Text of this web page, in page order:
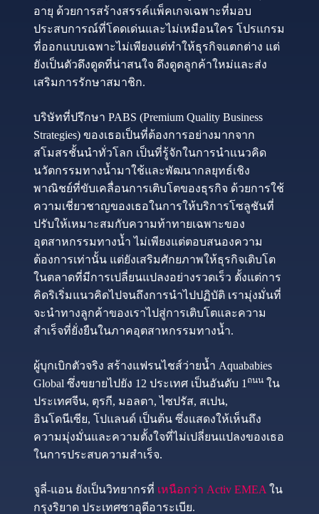
อายุ ด้วยการสร้างสรรค์แพ็คเกจเฉพาะที่มอบ
ประสบการณ์ที่โดดเด่นและไม่เหมือนใคร โปรแกรม
ที่ออกแบบเฉพาะไม่เพียงแต่ทำให้ธุรกิจแตกต่าง แต่
ยังเป็นตัวดึงดูดที่น่าสนใจ ดึงดูดลูกค้าใหม่และส่ง
เสริมการรักษาสมาชิก.
บริษัทที่ปรึกษา PABS (Premium Quality Business
Strategies) ของเธอเป็นที่ต้องการอย่างมากจาก
สโมสรชั้นนำทั่วโลก เป็นที่รู้จักในการนำแนวคิด
นวัตกรรมทางน้ำมาใช้และพัฒนากลยุทธ์เชิง
พาณิชย์ที่ขับเคลื่อนการเติบโตของธุรกิจ ด้วยการใช้
ความเชี่ยวชาญของเธอในการให้บริการโซลูชันที่
ปรับให้เหมาะสมกับความท้าทายเฉพาะของ
อุตสาหกรรมทางน้ำ ไม่เพียงแต่ตอบสนองความ
ต้องการเท่านั้น แต่ยังเสริมศักยภาพให้ธุรกิจเติบโต
ในตลาดที่มีการเปลี่ยนแปลงอย่างรวดเร็ว ตั้งแต่การ
คิดริเริ่มแนวคิดไปจนถึงการนำไปปฏิบัติ เรามุ่งมั่นที่
จะนำทางลูกค้าของเราไปสู่การเติบโตและความ
สำเร็จที่ยั่งยืนในภาคอุตสาหกรรมทางน้ำ.
ผู้บุกเบิกตัวจริง สร้างแฟรนไชส์ว่ายน้ำ Aquababies
Global ซึ่งขยายไปยัง 12 ประเทศ เป็นอันดับ 1 ถนนใน
ประเทศจีน, ตุรกี, มอลตา, ไซปรัส, สเปน,
อินโดนีเซีย, โปแลนด์ เป็นต้น ซึ่งแสดงให้เห็นถึง
ความมุ่งมั่นและความตั้งใจที่ไม่เปลี่ยนแปลงของเธอ
ในการประสบความสำเร็จ.
จูลี่-แอน ยังเป็นวิทยากรที่ เหนือกว่า Activ EMEA ใน
กรุงริยาด ประเทศซาอุดีอาระเบีย.